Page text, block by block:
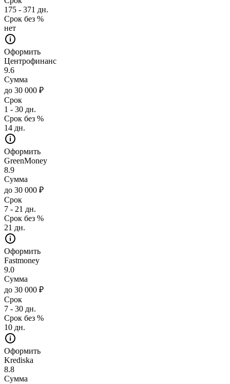
175 - 371 дн.
Срок без %
нет
Оформить
Центрофинанс
9.6
Сумма
до 30 000 ₽
Срок
1 - 30 дн.
Срок без %
14 дн.
Оформить
GreenMoney
8.9
Сумма
до 30 000 ₽
Срок
7 - 21 дн.
Срок без %
21 дн.
Оформить
Fastmoney
9.0
Сумма
до 30 000 ₽
Срок
7 - 30 дн.
Срок без %
10 дн.
Оформить
Krediska
8.8
Сумма